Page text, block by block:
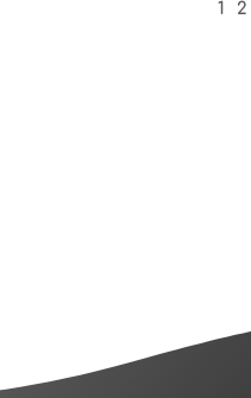
1 2